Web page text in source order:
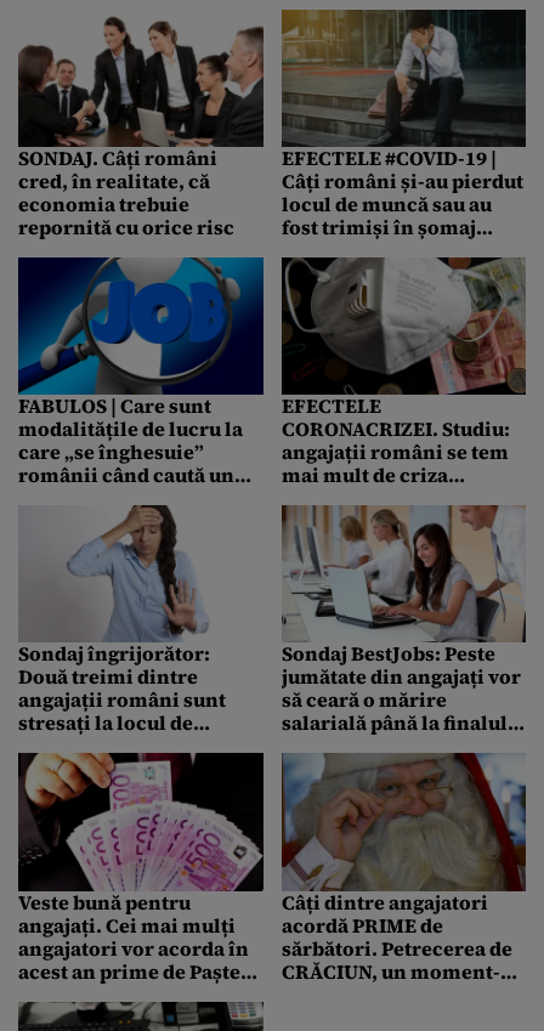
ocupe singuri timpul
coronavirus (studiu)
SONDAJ. Câți români
cred, în realitate, că
economia trebuie
repornită cu orice risc
EFECTELE #COVID-19 |
Câți români și-au pierdut
locul de muncă sau au
fost trimiși în șomaj
de acasă, lucrează cel
puțin la fel sau chiar mai
mult decât înainte
FABULOS | Care sunt
modalitățile de lucru la
care „se înghesuie”
românii când caută un
cele mai căutate de
candidații la joburi noi
EFECTELE
CORONACRIZEI. Studiu:
angajații români se tem
mai mult de criza
epidemiologică
Sondaj îngrijorător:
Două treimi dintre
angajații români sunt
stresați la locul de
Sondaj BestJobs: Peste
jumătate din angajați vor
să ceară o mărire
salarială până la finalul
Veste bună pentru
angajați. Cei mai mulți
angajatori vor acorda în
acest an prime de Paște
Câți dintre angajatori
acordă PRIME de
sărbători. Petrecerea de
CRĂCIUN, un moment-